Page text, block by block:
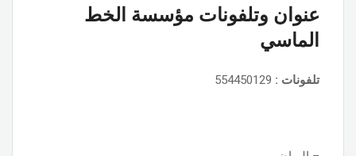
عنوان وتلفونات مؤسسة الخط
الماسي
تلفونات :